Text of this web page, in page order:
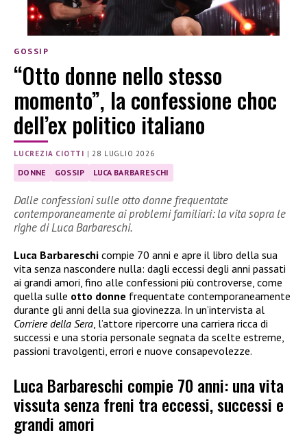
GOSSIP
“Otto donne nello stesso
momento”, la confessione choc
dell’ex politico italiano
LUCREZIA CIOTTI |28 LUGLIO 2026
DONNE GOSSIP LUCA BARBARESCHI
Dalle confessioni sulle otto donne frequentate
contemporaneamente ai problemi familiari: la vita sopra le
righe di Luca Barbareschi.
Luca Barbareschi compie 70 anni e apre il libro della sua
vita senza nascondere nulla: dagli eccessi degli anni passati
ai grandi amori, fino alle confessioni più controverse, come
quella sulle otto donne frequentate contemporaneamente
durante gli anni della sua giovinezza. In un’intervista al
Corriere della Sera , l’attore ripercorre una carriera ricca di
successi e una storia personale segnata da scelte estreme,
passioni travolgenti, errori e nuove consapevolezze.
Luca Barbareschi compie 70 anni: una vita
vissuta senza freni tra eccessi, successi e
grandi amori